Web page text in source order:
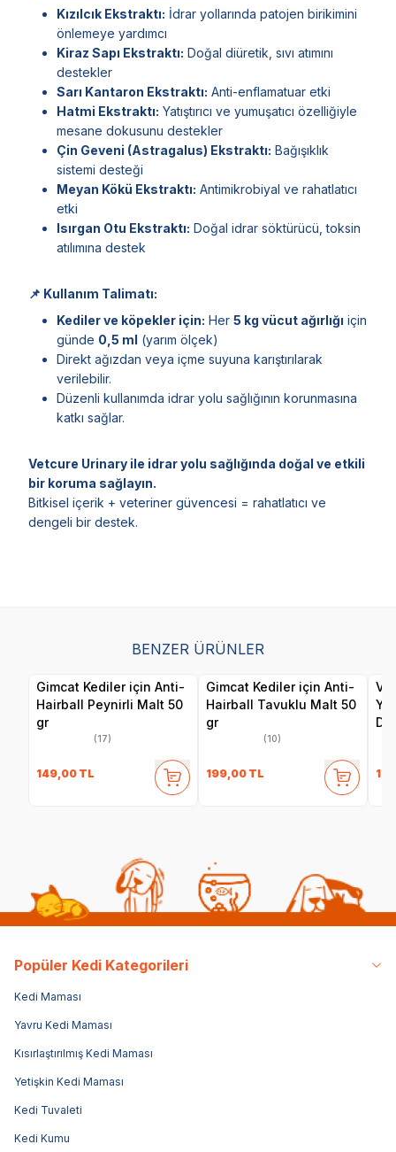
Kızılcık Ekstraktı: İdrar yollarında patojen birikimini
önlemeye yardımcı
Kiraz Sapı Ekstraktı: Doğal diüretik, sıvı atımını
destekler
Sarı Kantaron Ekstraktı: Anti-enflamatuar etki
Hatmi Ekstraktı: Yatıştırıcı ve yumuşatıcı özelliğiyle
mesane dokusunu destekler
Çin Geveni (Astragalus) Ekstraktı: Bağışıklık
sistemi desteği
Meyan Kökü Ekstraktı: Antimikrobiyal ve rahatlatıcı
etki
Isırgan Otu Ekstraktı: Doğal idrar söktürücü, toksin
atılımına destek
📌 Kullanım Talimatı:
Kediler ve köpekler için: Her 5 kg vücut ağırlığı için
günde 0,5 ml (yarım ölçek)
Direkt ağızdan veya içme suyuna karıştırılarak
verilebilir.
Düzenli kullanımda idrar yolu sağlığının korunmasına
katkı sağlar.
Vetcure Urinary ile idrar yolu sağlığında doğal ve etkili
bir koruma sağlayın.
Bitkisel içerik + veteriner güvencesi = rahatlatıcı ve
dengeli bir destek.
BENZER ÜRÜNLER
Gimcat Kediler için Anti-
Hairball Peynirli Malt 50
gr
(17)
149,00 TL
Gimcat Kediler için Anti-
Hairball Tavuklu Malt 50
gr
(10)
199,00 TL
Popüler Kedi Kategorileri
Kedi Maması
Yavru Kedi Maması
Kısırlaştırılmış Kedi Maması
Yetişkin Kedi Maması
Kedi Tuvaleti
Kedi Kumu